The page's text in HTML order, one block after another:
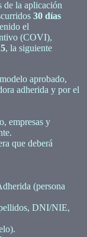
de la aplicación
30 días
el
(COVI),
, la siguiente
aprobado,
adherida y por el
empresas y
que deberá
(persona
DNI/NIE,